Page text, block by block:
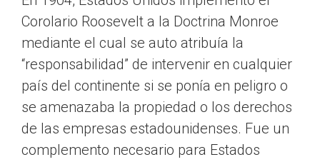
Corolario Roosevelt a la Doctrina Monroe
mediante el cual se auto atribuía la
“responsabilidad” de intervenir en cualquier
país del continente si se ponía en peligro o
se amenazaba la propiedad o los derechos
de las empresas estadounidenses. Fue un
complemento necesario para Estados